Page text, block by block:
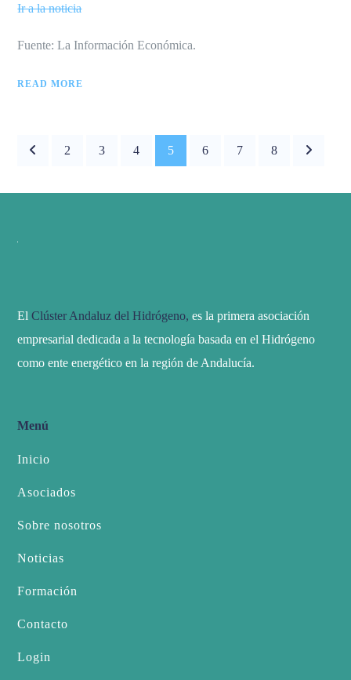
Ir a la noticia
Fuente: La Información Económica.
READ MORE
2 3 4 5 6 7 8
El Clúster Andaluz del Hidrógeno, es la primera asociación
empresarial dedicada a la tecnología basada en el Hidrógeno
como ente energético en la región de Andalucía.
Menú
Inicio
Asociados
Sobre nosotros
Noticias
Formación
Contacto
Login